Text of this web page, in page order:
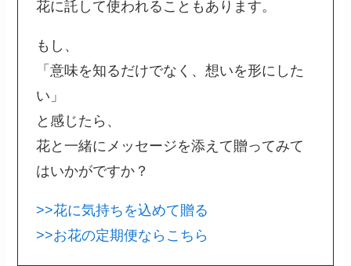
花に託して使われることもあります。
もし、
「意味を知るだけでなく、想いを形にした
い」
と感じたら、
花と一緒にメッセージを添えて贈ってみて
はいかがですか？
>>花に気持ちを込めて贈る
>>お花の定期便ならこちら